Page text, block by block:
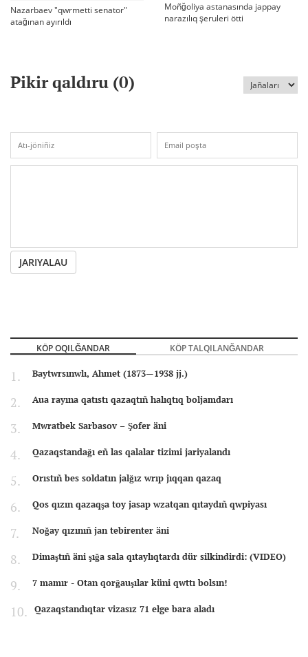
Nazarbaev "qwrmetti senator"
atağınan ayırıldı
Moñğoliya astanasında jappay
narazılıq şeruleri ötti
Pikir qaldıru (0)
JARIYALAU
KÖP OQILĞANDAR KÖP TALQILANĞANDAR
Baytwrsınwlı, Ahmet (1873—1938 jj.)
Aua rayına qatıstı qazaqtıñ halıqtıq boljamdarı
Mwratbek Sarbasov – Şofer äni
Qazaqstandağı eñ las qalalar tizimi jariyalandı
Orıstıñ bes soldatın jalğız wrıp jıqqan qazaq
Qos qızın qazaqşa toy jasap wzatqan qıtaydıñ qwpiyası
Noğay qızınıñ jan tebirenter äni
Dimaştıñ äni şığa sala qıtaylıqtardı dür silkindirdi: (VIDEO)
7 mamır - Otan qorğauşılar küni qwttı bolsın!
Qazaqstandıqtar vizasız 71 elge bara aladı